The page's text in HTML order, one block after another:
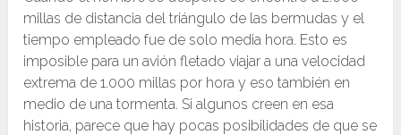
millas de distancia del triángulo de las bermudas y el
tiempo empleado fue de solo media hora. Esto es
imposible para un avión fletado viajar a una velocidad
extrema de 1.000 millas por hora y eso también en
medio de una tormenta. Si algunos creen en esa
historia, parece que hay pocas posibilidades de que se